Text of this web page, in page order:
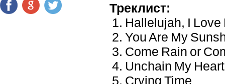
Треклист:
1. Hallelujah, I Love
2. You Are My
3. Come Rain or
4. Unchain My Heart
5. Crying Time